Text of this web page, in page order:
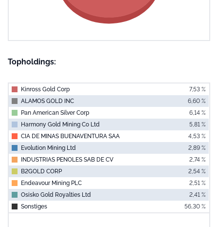
Topholdings:
Kinross Gold Corp
7,53 %
ALAMOS GOLD INC
6,60 %
Pan American Silver Corp
6,14 %
Harmony Gold Mining Co Ltd
5,81 %
CIA DE MINAS BUENAVENTURA SAA
4,53 %
Evolution Mining Ltd
2,89 %
INDUSTRIAS PENOLES SAB DE CV
2,74 %
B2GOLD CORP
2,54 %
Endeavour Mining PLC
2,51 %
Osisko Gold Royalties Ltd
2,41 %
Sonstiges
56,30 %